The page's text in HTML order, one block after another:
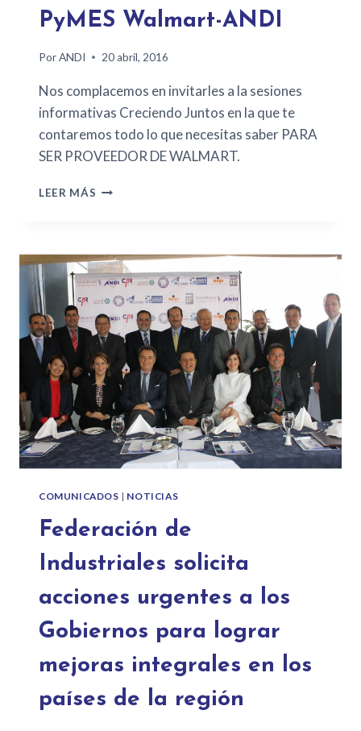
PyMES Walmart-ANDI
PorANDI 20 abril, 2016
Nos complacemos en invitarles a la sesiones
informativas Creciendo Juntos en la que te
contaremos todo lo que necesitas saber PARA
SER PROVEEDOR DE WALMART.
LEER MÁS
COMUNICADOS | NOTICIAS
Federación de
Industriales solicita
acciones urgentes a los
Gobiernos para lograr
mejoras integrales en los
países de la región